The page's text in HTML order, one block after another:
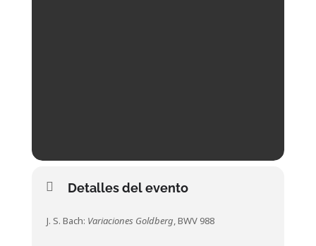
Detalles del evento
J. S. Bach: Variaciones Goldberg, BWV 988